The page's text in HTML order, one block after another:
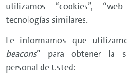
utilizamos “cookies”,
tecnologías similares.
Le informamos que
beacons” para obtener la
personal de Usted: